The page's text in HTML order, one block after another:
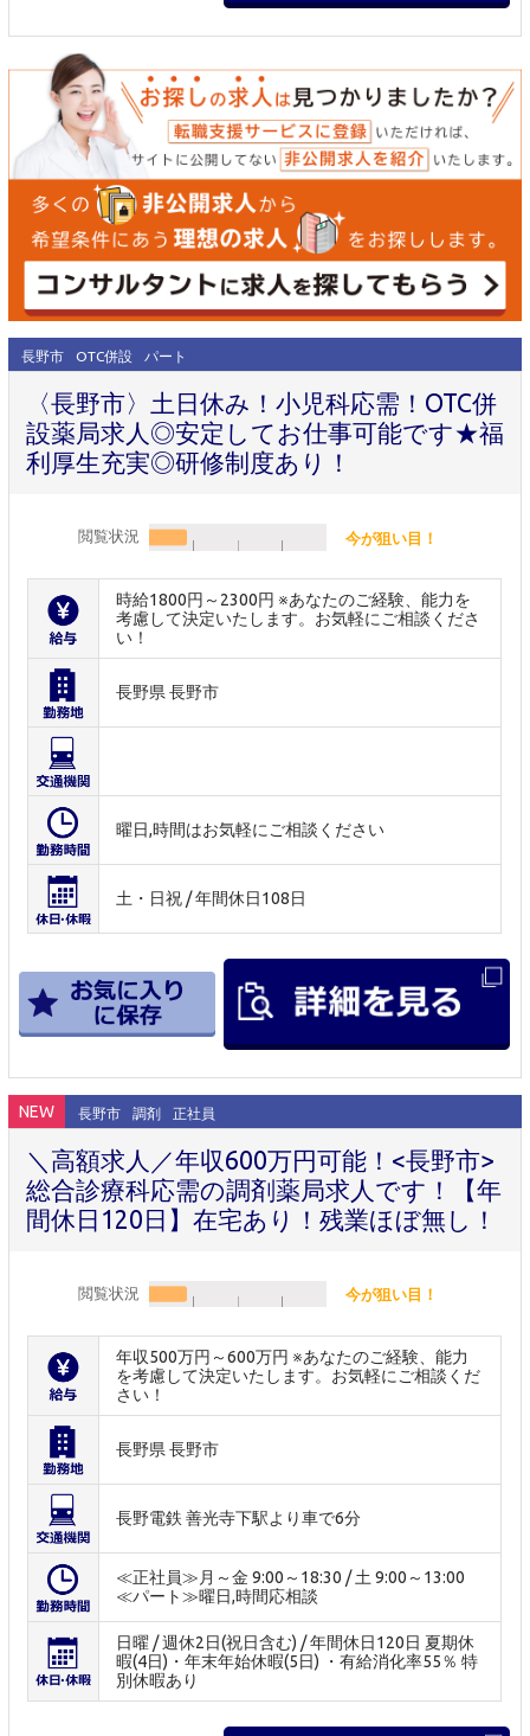
長野市 OTC併設 パート
〈長野市〉土日休み！小児科応需！OTC併
設薬局求人◎安定してお仕事可能です★福
利厚生充実◎研修制度あり！
閲覧状況 今が狙い目！
時給1800円～2300円 ※あなたのご経験、能力を
考慮して決定いたします。お気軽にご相談くださ
い！
長野県 長野市
曜日,時間はお気軽にご相談ください
土・日祝 / 年間休日108日
NEW 長野市 調剤 正社員
＼高額求人／年収600万円可能！<長野市>
総合診療科応需の調剤薬局求人です！【年
間休日120日】在宅あり！残業ほぼ無し！
閲覧状況 今が狙い目！
年収500万円～600万円 ※あなたのご経験、能力
を考慮して決定いたします。お気軽にご相談くだ
さい！
長野県 長野市
長野電鉄 善光寺下駅より車で6分
≪正社員≫月～金 9:00～18:30 / 土 9:00～13:00
≪パート≫曜日,時間応相談
日曜 / 週休2日(祝日含む) / 年間休日120日 夏期休
暇(4日)・年末年始休暇(5日) ・有給消化率55％ 特
別休暇あり